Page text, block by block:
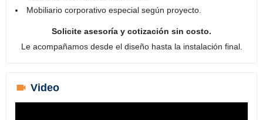
Mobiliario corporativo especial según proyecto.
Solicite asesoría y cotización sin costo.
Le acompañamos desde el diseño hasta la instalación final.
Video